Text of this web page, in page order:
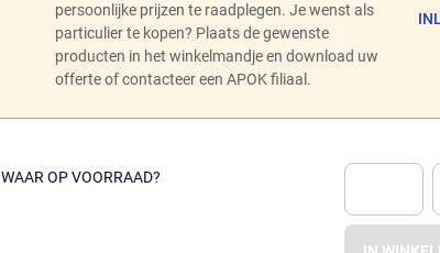
persoonlijke prijzen te raadplegen. Je wenst als
particulier te kopen? Plaats de gewenste
producten in het winkelmandje en download uw
offerte of contacteer een APOK filiaal.
WAAR OP VOORRAAD?